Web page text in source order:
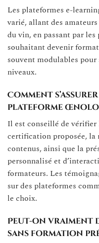
Les plateformes e-
varié, allant des
du vin, en passant par
souhaitant devenir
souvent modulables pour
niveaux.
Comment
plateforme
Il est conseillé de vérifier
certification proposée, la
contenus, ainsi que la
personnalisé et
formateurs. Les
sur des plateformes
le choix.
Peut-on vraiment
sans formation